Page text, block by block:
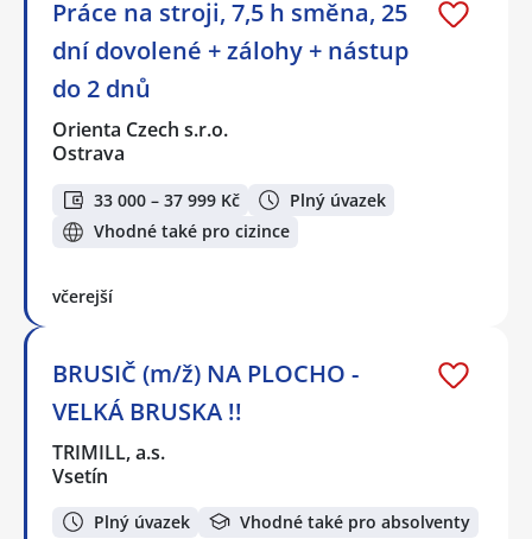
Práce na stroji, 7,5 h směna, 25
dní dovolené + zálohy + nástup
do 2 dnů
Orienta Czech s.r.o.
Ostrava
33 000 – 37 999 Kč
Plný úvazek
Vhodné také pro cizince
včerejší
BRUSIČ (m/ž) NA PLOCHO -
VELKÁ BRUSKA !!
TRIMILL, a.s.
Vsetín
Plný úvazek Vhodné také pro absolventy